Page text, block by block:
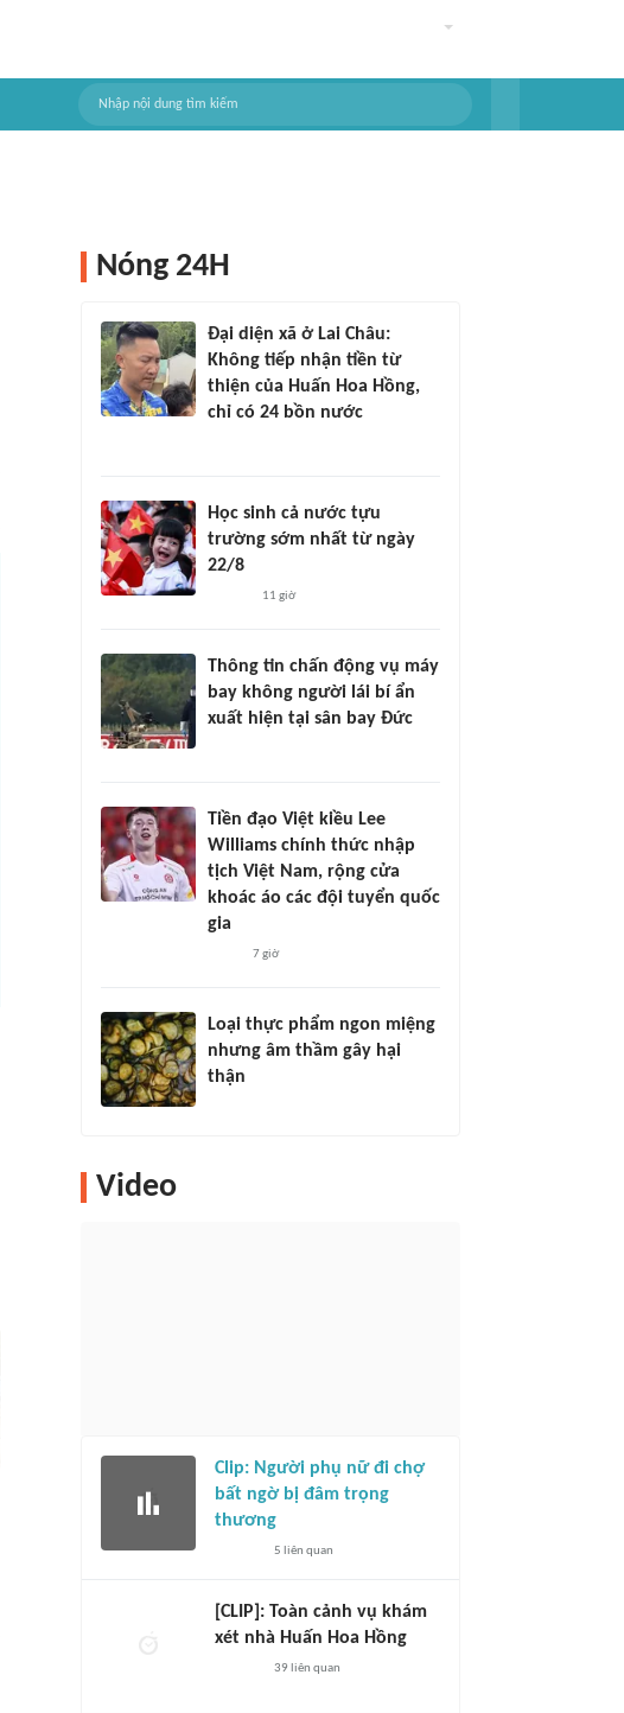
Nóng 24H
Đại diện xã ở Lai Châu:
Không tiếp nhận tiền từ
thiện của Huấn Hoa Hồng,
chỉ có 24 bồn nước
Học sinh cả nước tựu
trường sớm nhất từ ngày
22/8
11 giờ
Thông tin chấn động vụ máy
bay không người lái bí ẩn
xuất hiện tại sân bay Đức
Tiền đạo Việt kiều Lee
Williams chính thức nhập
tịch Việt Nam, rộng cửa
khoác áo các đội tuyển quốc
gia
7 giờ
Loại thực phẩm ngon miệng
nhưng âm thầm gây hại
thận
Video
Clip: Người phụ nữ đi chợ
bất ngờ bị đâm trọng
thương
5 liên quan
[CLIP]: Toàn cảnh vụ khám
xét nhà Huấn Hoa Hồng
39 liên quan